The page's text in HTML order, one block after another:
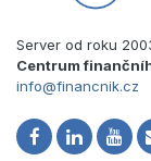
Server od roku
Centrum
info@financnik.cz